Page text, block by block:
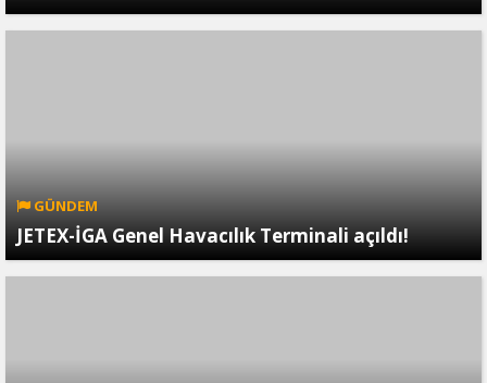
GÜNDEM
JETEX-İGA Genel Havacılık Terminali açıldı!